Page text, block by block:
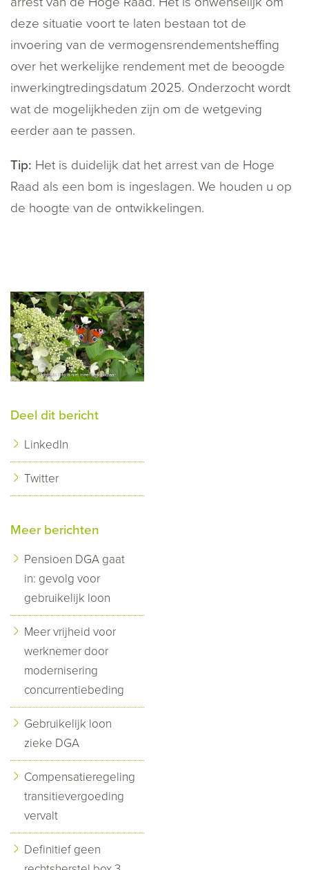
deze situatie voort te laten bestaan tot de
invoering van de vermogensrendementsheffing
over het werkelijke rendement met de beoogde
inwerkingtredingsdatum 2025. Onderzocht wordt
wat de mogelijkheden zijn om de wetgeving
eerder aan te passen.
Tip: Het is duidelijk dat het arrest van de Hoge
Raad als een bom is ingeslagen. We houden u op
de hoogte van de ontwikkelingen.
Deel dit bericht
LinkedIn
Twitter
Meer berichten
Pensioen DGA gaat
in: gevolg voor
gebruikelijk loon
Meer vrijheid voor
werknemer door
modernisering
concurrentiebeding
Gebruikelijk loon
zieke DGA
Compensatieregeling
transitievergoeding
vervalt
Definitief geen